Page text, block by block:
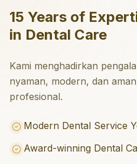
15 Years of
in Dental Care
Kami menghadirkan
nyaman, modern, dan
profesional.
Modern Dental Service
Award-winning Dental